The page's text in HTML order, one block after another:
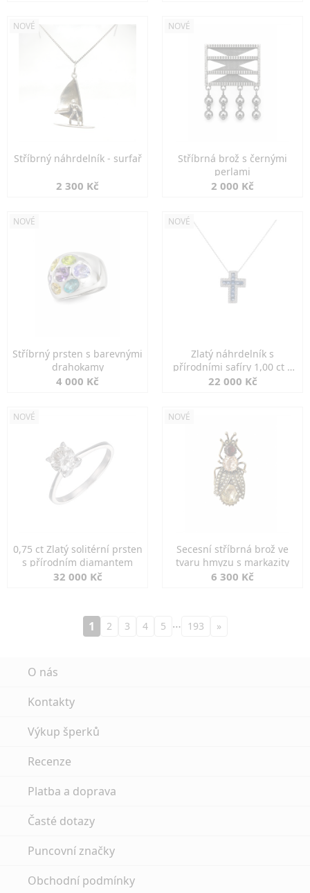
NOVÉ
Stříbrný náhrdelník - surfař
2 300 Kč
NOVÉ
Stříbrná brož s černými
perlami
2 000 Kč
NOVÉ
Stříbrný prsten s barevnými
drahokamy
4 000 Kč
NOVÉ
Zlatý náhrdelník s
přírodními safíry 1,00 ct a
diamanty
22 000 Kč
NOVÉ
0,75 ct Zlatý solitérní prsten
s přírodním diamantem
32 000 Kč
NOVÉ
Secesní stříbrná brož ve
tvaru hmyzu s markazity
6 300 Kč
1 2 3 4 5 … 193 »
O nás
Kontakty
Výkup šperků
Recenze
Platba a doprava
Časté dotazy
Puncovní značky
Obchodní podmínky